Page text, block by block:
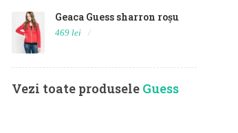
Geaca Guess sharron roșu
469 lei
Vezi toate produsele Guess